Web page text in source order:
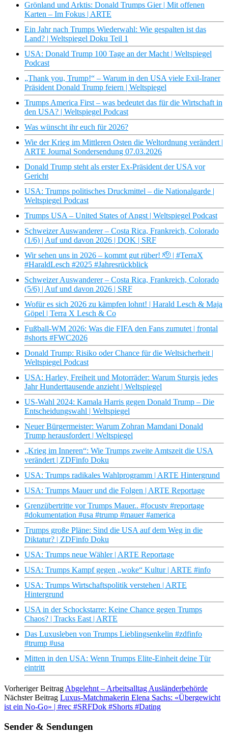
Grönland und Arktis: Donald Trumps Gier | Mit offenen
Karten – Im Fokus | ARTE
Ein Jahr nach Trumps Wiederwahl: Wie gespalten ist das
Land? | Weltspiegel Doku Teil 1
USA: Donald Trump 100 Tage an der Macht | Weltspiegel
Podcast
„Thank you, Trump!“ – Warum in den USA viele Exil-Iraner
Präsident Donald Trump feiern | Weltspiegel
Trumps America First – was bedeutet das für die Wirtschaft in
den USA? | Weltspiegel Podcast
Was wünscht ihr euch für 2026?
Wie der Krieg im Mittleren Osten die Weltordnung verändert |
ARTE Journal Sondersendung 07.03.2026
Donald Trump steht als erster Ex-Präsident der USA vor
Gericht
USA: Trumps politisches Druckmittel – die Nationalgarde |
Weltspiegel Podcast
Trumps USA – United States of Angst | Weltspiegel Podcast
Schweizer Auswanderer – Costa Rica, Frankreich, Colorado
(1/6) | Auf und davon 2026 | DOK | SRF
Wir sehen uns in 2026 – kommt gut rüber! 🫡 | #TerraX
#HaraldLesch #2025 #Jahresrückblick
Schweizer Auswanderer – Costa Rica, Frankreich, Colorado
(5/6) | Auf und davon 2026 | SRF
Wofür es sich 2026 zu kämpfen lohnt! | Harald Lesch & Maja
Göpel | Terra X Lesch & Co
Fußball-WM 2026: Was die FIFA den Fans zumutet | frontal
#shorts #FWC2026
Donald Trump: Risiko oder Chance für die Weltsicherheit |
Weltspiegel Podcast
USA: Harley, Freiheit und Motorräder: Warum Sturgis jedes
Jahr Hunderttausende anzieht | Weltspiegel
US-Wahl 2024: Kamala Harris gegen Donald Trump – Die
Entscheidungswahl | Weltspiegel
Neuer Bürgermeister: Warum Zohran Mamdani Donald
Trump herausfordert | Weltspiegel
„Krieg im Inneren“: Wie Trumps zweite Amtszeit die USA
verändert | ZDFinfo Doku
USA: Trumps radikales Wahlprogramm | ARTE Hintergrund
USA: Trumps Mauer und die Folgen | ARTE Reportage
Grenzübertritte vor Trumps Mauer.. #focustv #reportage
#dokumentation #usa #trump #mauer #america
Trumps große Pläne: Sind die USA auf dem Weg in die
Diktatur? | ZDFinfo Doku
USA: Trumps neue Wähler | ARTE Reportage
USA: Trumps Kampf gegen „woke“ Kultur | ARTE #info
USA: Trumps Wirtschaftspolitik verstehen | ARTE
Hintergrund
USA in der Schockstarre: Keine Chance gegen Trumps
Chaos? | Tracks East | ARTE
Das Luxusleben von Trumps Lieblingsenkelin #zdfinfo
#trump #usa
Mitten in den USA: Wenn Trumps Elite-Einheit deine Tür
eintritt
Vorheriger Beitrag Abgelehnt – Arbeitsalltag Ausländerbehörde
Nächster Beitrag Luxus-Matchmakerin Elena Sachs: «Übergewicht
ist ein No-Go» | #rec #SRFDok #Shorts #Dating
Sender & Sendungen